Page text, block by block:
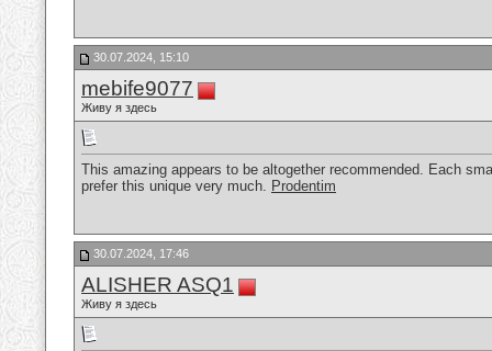
30.07.2024, 15:10
mebife9077
Живу я здесь
This amazing appears to be altogether recommended. Each
prefer this unique very much. Prodentim
30.07.2024, 17:46
ALISHER ASQ1
Живу я здесь